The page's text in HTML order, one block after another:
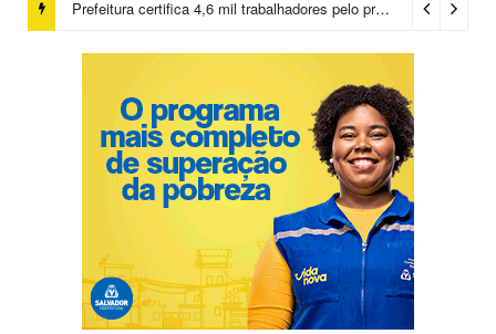
Prefeitura certifica 4,6 mil trabalhadores pelo programa Treinar para Empregar e realiza Feirão de Empregabilidade